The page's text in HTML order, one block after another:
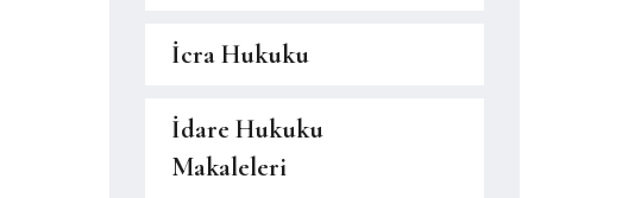
İcra Hukuku
İdare Hukuku
Makaleleri